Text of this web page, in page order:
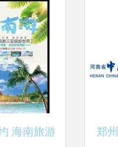
海南旅游 郑